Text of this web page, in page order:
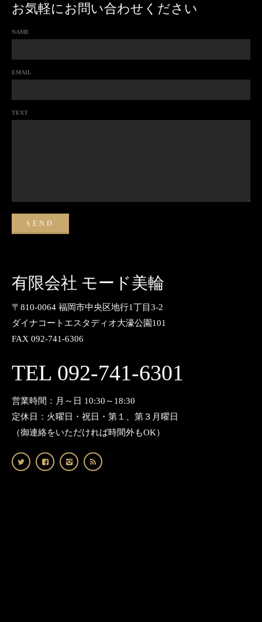
お気軽にお問い合わせください
NAME
EMAIL
TEXT
有限会社 モード美輪
〒810-0064 福岡市中央区地行1丁目3-2
ダイナコートエスタディオ大濠公園101
FAX 092-741-6306
TEL 092-741-6301
営業時間：月～日 10:30～18:30
定休日：火曜日・祝日・第１、第３月曜日
（御連絡をいただければ時間外もOK）